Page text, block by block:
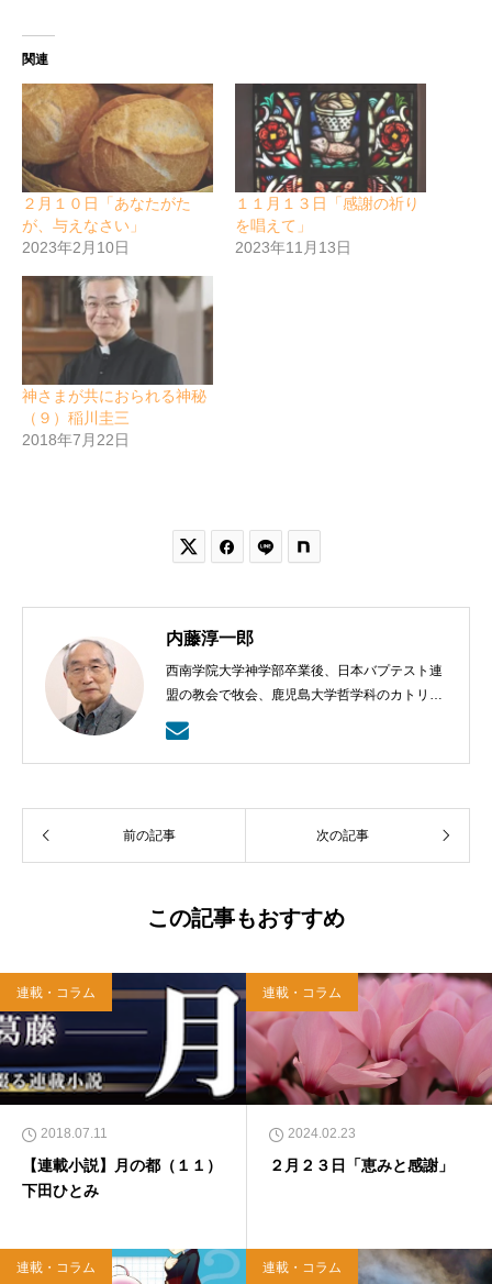
関連
２月１０日「あなたがた
が、与えなさい」
2023年2月10日
１１月１３日「感謝の祈り
を唱えて」
2023年11月13日
神さまが共におられる神秘
（９）稲川圭三
2018年7月22日
 
内藤淳一郎
西南学院大学神学部卒業後、日本バプテスト連
盟の教会で牧会、鹿児島大学哲学科のカトリッ
クの神学の学びから、鹿児島ラ・サール高校で
も教える。日本バプテスト連盟宣教室主事、日
本バプテスト連盟常務理事を８年間務める。
前の記事 次の記事
この記事もおすすめ
連載・コラム
2018.07.11
【連載小説】月の都（１１）
下田ひとみ
連載・コラム
2024.02.23
２月２３日「恵みと感謝」
連載・コラム 連載・コラム